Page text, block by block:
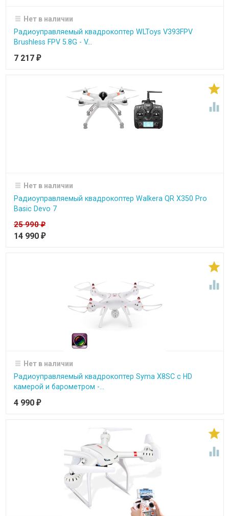
Нет в наличии
Радиоуправляемый квадрокоптер WLToys V393FPV
Brushless FPV 5.8G - V...
7 217 ₽


Нет в наличии
Радиоуправляемый квадрокоптер Walkera QR X350 Pro
Basic Devo 7
25 990₽
14 990 ₽


Нет в наличии
Радиоуправляемый квадрокоптер Syma X8SC с HD
камерой и барометром -...
4 990 ₽

